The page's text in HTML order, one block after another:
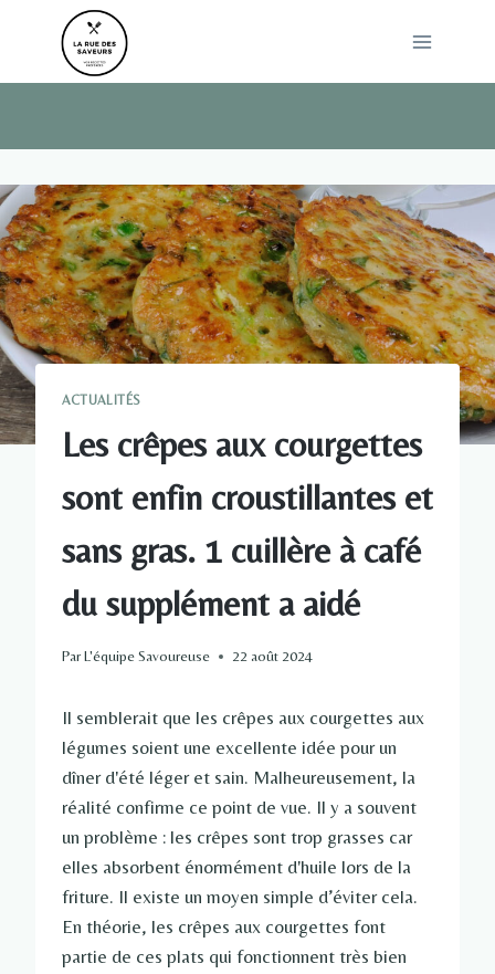
ACTUALITÉS
Les crêpes aux courgettes
sont enfin croustillantes et
sans gras. 1 cuillère à café
du supplément a aidé
ParL'équipe Savoureuse 22 août 2024
Il semblerait que les crêpes aux courgettes aux
légumes soient une excellente idée pour un
dîner d'été léger et sain. Malheureusement, la
réalité confirme ce point de vue. Il y a souvent
un problème : les crêpes sont trop grasses car
elles absorbent énormément d'huile lors de la
friture. Il existe un moyen simple d’éviter cela.
En théorie, les crêpes aux courgettes font
partie de ces plats qui fonctionnent très bien